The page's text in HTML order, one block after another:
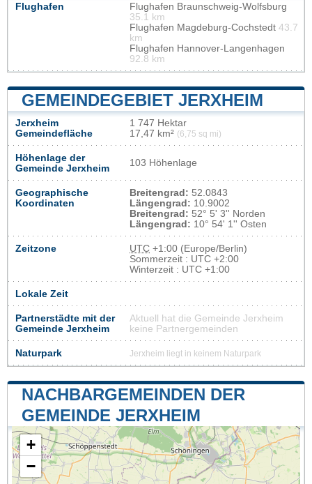
Flughafen
Flughafen Braunschweig-Wolfsburg
35.1 km
Flughafen Magdeburg-Cochstedt 43.7
km
Flughafen Hannover-Langenhagen
92.8 km
GEMEINDEGEBIET JERXHEIM
Jerxheim
Gemeindefläche
1 747 Hektar
17,47 km² (6,75 sq mi)
Höhenlage der
Gemeinde Jerxheim
103 Höhenlage
Geographische
Koordinaten
Breitengrad: 52.0843
Längengrad: 10.9002
Breitengrad: 52° 5' 3'' Norden
Längengrad: 10° 54' 1'' Osten
Zeitzone UTC +1:00 (Europe/Berlin)
Sommerzeit : UTC +2:00
Winterzeit : UTC +1:00
Lokale Zeit
Partnerstädte mit der
Gemeinde Jerxheim
Aktuell hat die Gemeinde Jerxheim
keine Partnergemeinden
Naturpark Jerxheim liegt in keinem Naturpark
NACHBARGEMEINDEN DER
GEMEINDE JERXHEIM
+
−